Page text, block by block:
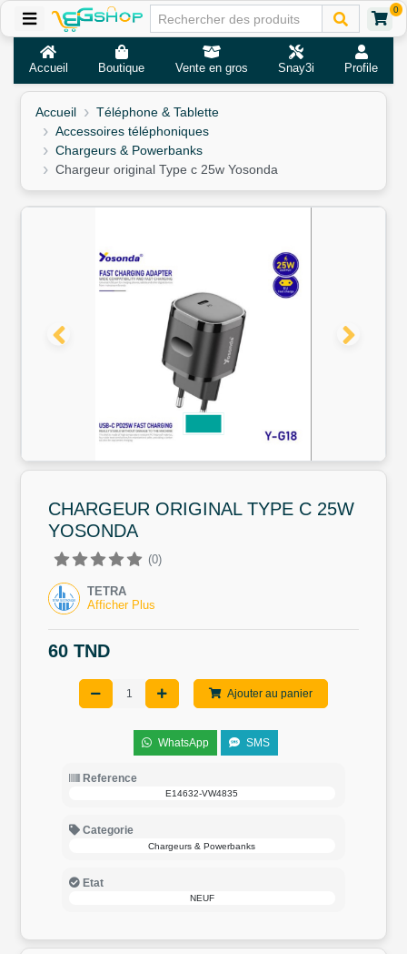
0
Accueil Boutique Vente en gros Snay3i Profile
Accueil
Téléphone & Tablette
Accessoires téléphoniques
Chargeurs & Powerbanks
Chargeur original Type c 25w Yosonda
CHARGEUR ORIGINAL TYPE C 25W
YOSONDA
(0)
TETRA
Afficher Plus
60 TND
Ajouter au panier
WhatsApp SMS
Reference
E14632-VW4835
Categorie
Chargeurs & Powerbanks
Etat
NEUF